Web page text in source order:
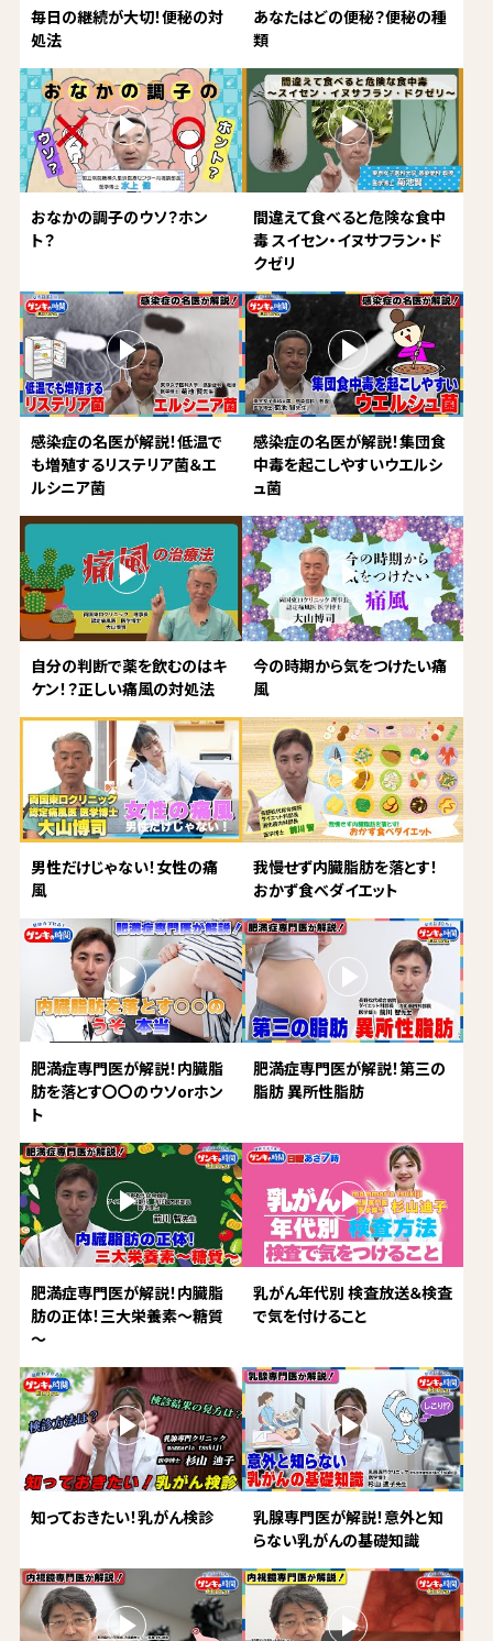
毎日の継続が大切！便秘の対
処法
あなたはどの便秘？便秘の種
類
おなかの調子のウソ？ホン
ト？
間違えて食べると危険な食中
毒 スイセン・イヌサフラン・ド
クゼリ
感染症の名医が解説！低温で
も増殖するリステリア菌＆エ
ルシニア菌
感染症の名医が解説！集団食
中毒を起こしやすいウエルシ
ュ菌
自分の判断で薬を飲むのはキ
ケン！？正しい痛風の対処法
今の時期から気をつけたい痛
風
男性だけじゃない！女性の痛
風
我慢せず内臓脂肪を落とす！
おかず食べダイエット
肥満症専門医が解説！内臓脂
肪を落とす〇〇のウソorホン
ト
肥満症専門医が解説！第三の
脂肪 異所性脂肪
肥満症専門医が解説！内臓脂
肪の正体！三大栄養素～糖質
～
乳がん年代別 検査放送＆検査
で気を付けること
知っておきたい！乳がん検診
乳腺専門医が解説！意外と知
らない乳がんの基礎知識